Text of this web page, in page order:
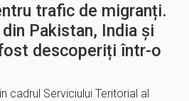
trafic de migranți.
Pakistan, India şi
descoperiți într-o
cadrul Serviciului Teritorial al